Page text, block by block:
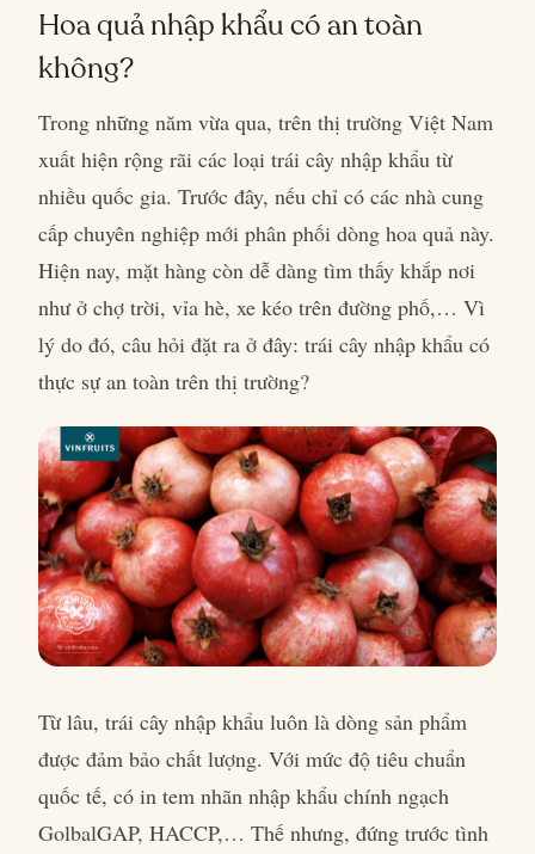
Hoa quả nhập khẩu có an toàn
không?
Trong những năm vừa qua, trên thị trường Việt Nam
xuất hiện rộng rãi các loại trái cây nhập khẩu từ
nhiều quốc gia. Trước đây, nếu chỉ có các nhà cung
cấp chuyên nghiệp mới phân phối dòng hoa quả này.
Hiện nay, mặt hàng còn dễ dàng tìm thấy khắp nơi
như ở chợ trời, vỉa hè, xe kéo trên đường phố,… Vì
lý do đó, câu hỏi đặt ra ở đây: trái cây nhập khẩu có
thực sự an toàn trên thị trường?
Từ lâu, trái cây nhập khẩu luôn là dòng sản phẩm
được đảm bảo chất lượng. Với mức độ tiêu chuẩn
quốc tế, có in tem nhãn nhập khẩu chính ngạch
GolbalGAP, HACCP,… Thế nhưng, đứng trước tình